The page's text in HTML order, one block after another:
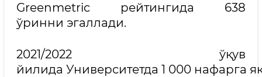
Greenmetric рейтингида 638
ўринни эгаллади.
2021/2022 ўқув
йилида Университетда 1 000 нафарга